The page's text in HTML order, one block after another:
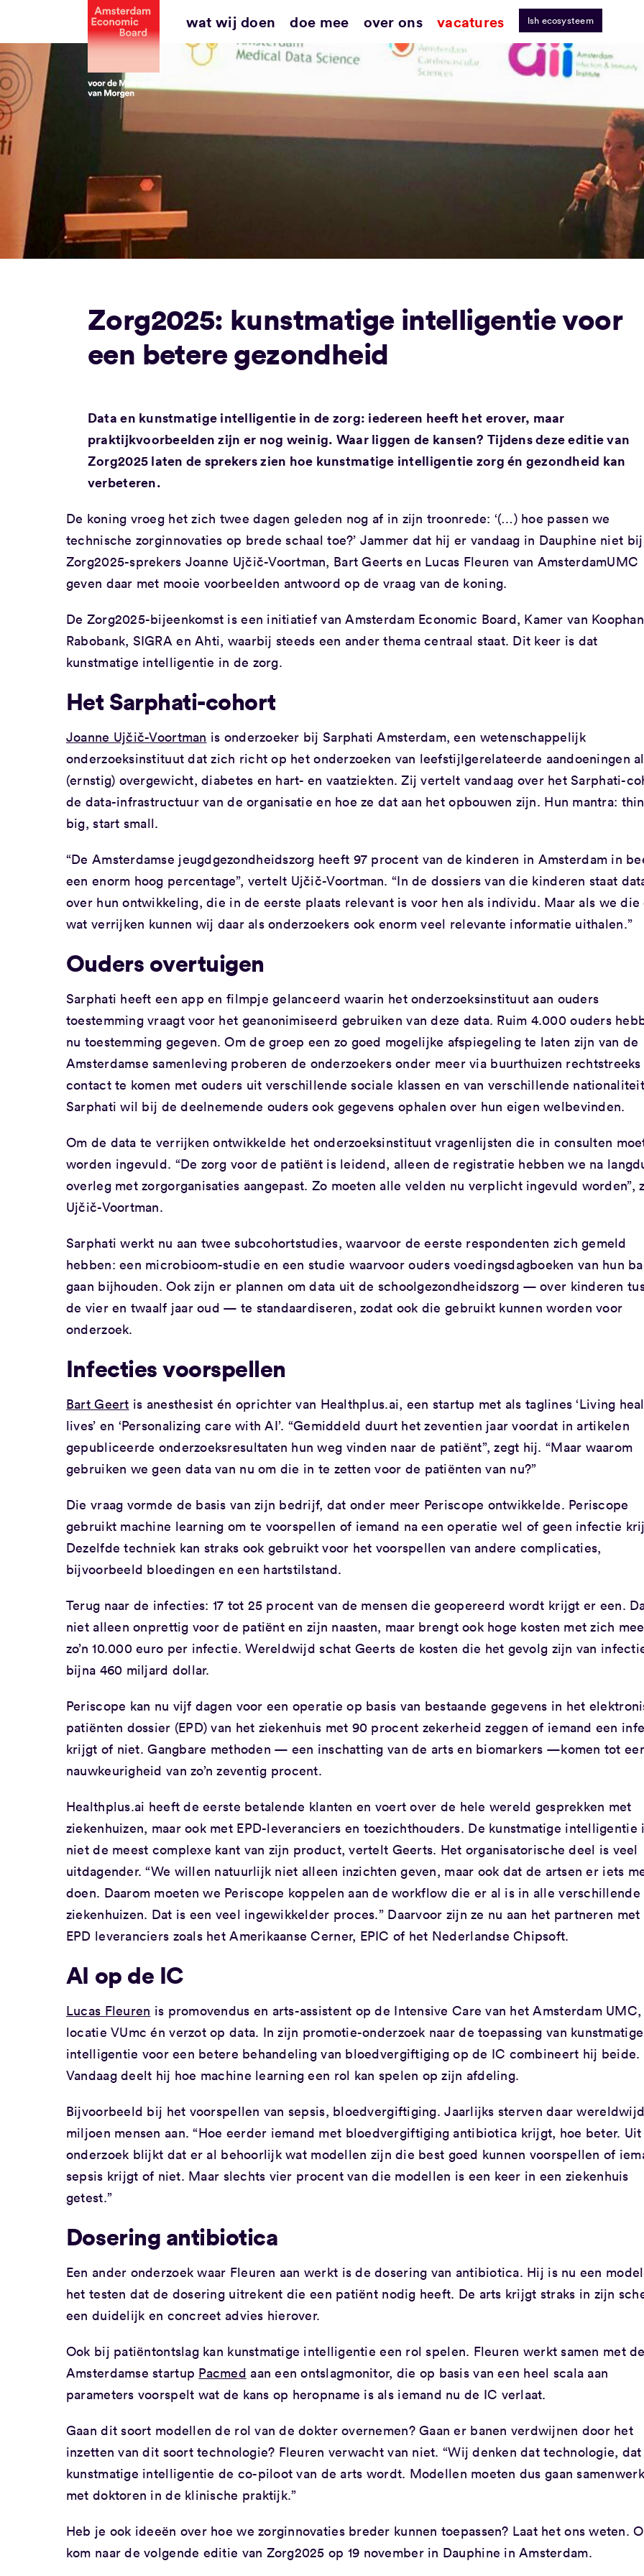
inhoud
wat wij doen doe mee over ons vacatures lsh ecosysteem
Zorg2025: kunstmatige intelligentie voor
een betere gezondheid
Data en kunstmatige intelligentie in de zorg: iedereen heeft het erover, maar
praktijkvoorbeelden zijn er nog weinig. Waar liggen de kansen? Tijdens deze editie van
Zorg2025 laten de sprekers zien hoe kunstmatige intelligentie zorg én gezondheid kan
verbeteren.
De koning vroeg het zich twee dagen geleden nog af in zijn troonrede: ‘(…) hoe passen we
technische zorginnovaties op brede schaal toe?’ Jammer dat hij er vandaag in Dauphine niet
Zorg2025-sprekers Joanne Ujčič-Voortman, Bart Geerts en Lucas Fleuren van AmsterdamUMC
geven daar met mooie voorbeelden antwoord op de vraag van de koning.
De Zorg2025-bijeenkomst is een initiatief van Amsterdam Economic Board, Kamer van
Rabobank, SIGRA en Ahti, waarbij steeds een ander thema centraal staat. Dit keer is dat
kunstmatige intelligentie in de zorg.
Het Sarphati-cohort
Joanne Ujčič-Voortman is onderzoeker bij Sarphati Amsterdam, een wetenschappelijk
onderzoeksinstituut dat zich richt op het onderzoeken van leefstijlgerelateerde aandoeningen
(ernstig) overgewicht, diabetes en hart- en vaatziekten. Zij vertelt vandaag over het Sarphati-
de data-infrastructuur van de organisatie en hoe ze dat aan het opbouwen zijn. Hun mantra:
big, start small.
“De Amsterdamse jeugdgezondheidszorg heeft 97 procent van de kinderen in Amsterdam in
een enorm hoog percentage”, vertelt Ujčič-Voortman. “In de dossiers van die kinderen staat
over hun ontwikkeling, die in de eerste plaats relevant is voor hen als individu. Maar als we die
wat verrijken kunnen wij daar als onderzoekers ook enorm veel relevante informatie uithalen.”
Ouders overtuigen
Sarphati heeft een app en filmpje gelanceerd waarin het onderzoeksinstituut aan ouders
toestemming vraagt voor het geanonimiseerd gebruiken van deze data. Ruim 4.000 ouders
nu toestemming gegeven. Om de groep een zo goed mogelijke afspiegeling te laten zijn van de
Amsterdamse samenleving proberen de onderzoekers onder meer via buurthuizen rechtstreeks
contact te komen met ouders uit verschillende sociale klassen en van verschillende
Sarphati wil bij de deelnemende ouders ook gegevens ophalen over hun eigen welbevinden.
Om de data te verrijken ontwikkelde het onderzoeksinstituut vragenlijsten die in consulten
worden ingevuld. “De zorg voor de patiënt is leidend, alleen de registratie hebben we na
overleg met zorgorganisaties aangepast. Zo moeten alle velden nu verplicht ingevuld worden”,
Ujčič-Voortman.
Sarphati werkt nu aan twee subcohortstudies, waarvoor de eerste respondenten zich gemeld
hebben: een microbioom-studie en een studie waarvoor ouders voedingsdagboeken van hun
gaan bijhouden. Ook zijn er plannen om data uit de schoolgezondheidszorg — over kinderen
de vier en twaalf jaar oud — te standaardiseren, zodat ook die gebruikt kunnen worden voor
onderzoek.
Infecties voorspellen
Bart Geert is anesthesist én oprichter van Healthplus.ai, een startup met als taglines ‘Living
lives’ en ‘Personalizing care with AI’. “Gemiddeld duurt het zeventien jaar voordat in artikelen
gepubliceerde onderzoeksresultaten hun weg vinden naar de patiënt”, zegt hij. “Maar waarom
gebruiken we geen data van nu om die in te zetten voor de patiënten van nu?”
Die vraag vormde de basis van zijn bedrijf, dat onder meer Periscope ontwikkelde. Periscope
gebruikt machine learning om te voorspellen of iemand na een operatie wel of geen infectie
Dezelfde techniek kan straks ook gebruikt voor het voorspellen van andere complicaties,
bijvoorbeeld bloedingen en een hartstilstand.
Terug naar de infecties: 17 tot 25 procent van de mensen die geopereerd wordt krijgt er een.
niet alleen onprettig voor de patiënt en zijn naasten, maar brengt ook hoge kosten met zich
zo’n 10.000 euro per infectie. Wereldwijd schat Geerts de kosten die het gevolg zijn van
bijna 460 miljard dollar.
Periscope kan nu vijf dagen voor een operatie op basis van bestaande gegevens in het
patiënten dossier (EPD) van het ziekenhuis met 90 procent zekerheid zeggen of iemand een
krijgt of niet. Gangbare methoden — een inschatting van de arts en biomarkers —komen tot
nauwkeurigheid van zo’n zeventig procent.
Healthplus.ai heeft de eerste betalende klanten en voert over de hele wereld gesprekken met
ziekenhuizen, maar ook met EPD-leveranciers en toezichthouders. De kunstmatige intelligentie
niet de meest complexe kant van zijn product, vertelt Geerts. Het organisatorische deel is veel
uitdagender. “We willen natuurlijk niet alleen inzichten geven, maar ook dat de artsen er iets
doen. Daarom moeten we Periscope koppelen aan de workflow die er al is in alle verschillende
ziekenhuizen. Dat is een veel ingewikkelder proces.” Daarvoor zijn ze nu aan het partneren met
EPD leveranciers zoals het Amerikaanse Cerner, EPIC of het Nederlandse Chipsoft.
AI op de IC
Lucas Fleuren is promovendus en arts-assistent op de Intensive Care van het Amsterdam UMC,
locatie VUmc én verzot op data. In zijn promotie-onderzoek naar de toepassing van kunstmatige
intelligentie voor een betere behandeling van bloedvergiftiging op de IC combineert hij beide.
Vandaag deelt hij hoe machine learning een rol kan spelen op zijn afdeling.
Bijvoorbeeld bij het voorspellen van sepsis, bloedvergiftiging. Jaarlijks sterven daar
miljoen mensen aan. “Hoe eerder iemand met bloedvergiftiging antibiotica krijgt, hoe beter.
onderzoek blijkt dat er al behoorlijk wat modellen zijn die best goed kunnen voorspellen of
sepsis krijgt of niet. Maar slechts vier procent van die modellen is een keer in een ziekenhuis
getest.”
Dosering antibiotica
Een ander onderzoek waar Fleuren aan werkt is de dosering van antibiotica. Hij is nu een
het testen dat de dosering uitrekent die een patiënt nodig heeft. De arts krijgt straks in zijn
een duidelijk en concreet advies hierover.
Ook bij patiëntontslag kan kunstmatige intelligentie een rol spelen. Fleuren werkt samen met de
Amsterdamse startup Pacmed aan een ontslagmonitor, die op basis van een heel scala aan
parameters voorspelt wat de kans op heropname is als iemand nu de IC verlaat.
Gaan dit soort modellen de rol van de dokter overnemen? Gaan er banen verdwijnen door het
inzetten van dit soort technologie? Fleuren verwacht van niet. “Wij denken dat technologie, dat
kunstmatige intelligentie de co-piloot van de arts wordt. Modellen moeten dus gaan
met doktoren in de klinische praktijk.”
Heb je ook ideeën over hoe we zorginnovaties breder kunnen toepassen? Laat het ons weten.
kom naar de volgende editie van Zorg2025 op 19 november in Dauphine in Amsterdam.